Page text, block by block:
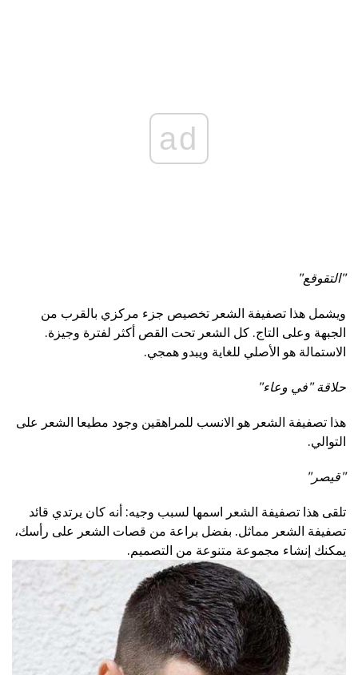
ad
"التقوقع"
ويشمل هذا تصفيفة الشعر تخصيص جزء مركزي بالقرب من
الجبهة وعلى التاج. كل الشعر تحت القص أكثر لفترة وجيزة.
الاستمالة هو الأصلي للغاية ويبدو همجي.
حلاقة "في وعاء"
هذا تصفيفة الشعر هو الانسب للمراهقين وجود مطيعا الشعر على
التوالي.
"قيصر"
تلقى هذا تصفيفة الشعر اسمها لسبب وجيه: أنه كان يرتدي قائد
تصفيفة الشعر مماثل. بفضل براعة من قصات الشعر على رأسك،
يمكنك إنشاء مجموعة متنوعة من التصميم.